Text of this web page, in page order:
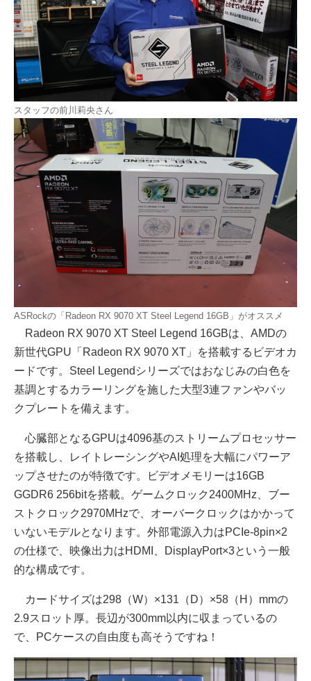
スタッフの前川莉央さん
ASRockの「Radeon RX 9070 XT Steel Legend 16GB」がオススメ
Radeon RX 9070 XT Steel Legend 16GBは、AMDの
新世代GPU「Radeon RX 9070 XT」を搭載するビデオカ
ードです。Steel Legendシリーズではおなじみの白色を
基調とするカラーリングを施した大型3連ファンやバッ
クプレートを備えます。
心臓部となるGPUは4096基のストリームプロセッサー
を搭載し、レイトレーシングやAI処理を大幅にパワーア
ップさせたのが特徴です。ビデオメモリーは16GB
GGDR6 256bitを搭載。ゲームクロック2400MHz、ブー
ストクロック2970MHzで、オーバークロックはかかって
いないモデルとなります。外部電源入力はPCIe-8pin×2
の仕様で、映像出力はHDMI、DisplayPort×3という一般
的な構成です。
カードサイズは298（W）×131（D）×58（H）mmの
2.9スロット厚。長辺が300mm以内に収まっているの
で、PCケースの自由度も高そうですね！